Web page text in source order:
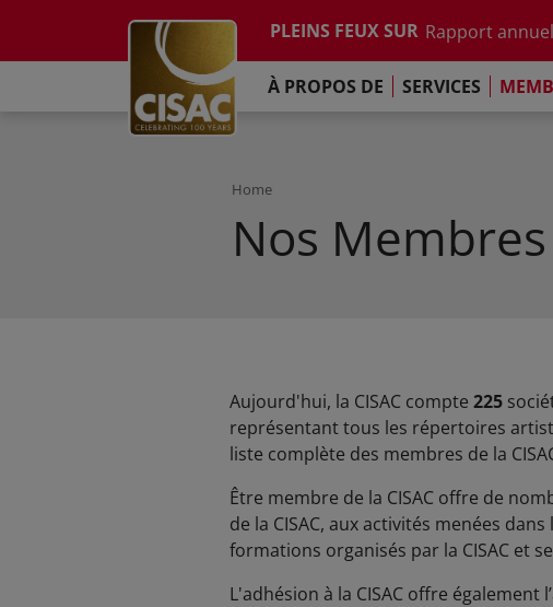
PLEINS FEUX SUR Rapport
L'Engagement
Rapport sur
Etude sur
LinkedinYoutubeInstagramFacebookTikTok
À PROPOS DE SERVICES
Home
Nos Membres
Aujourd'hui, la CISAC compte 225
représentant tous les répertoires
liste complète des membres de la
Être membre de la CISAC offre de
de la CISAC, aux activités menées
formations organisés par la CISAC et
L'adhésion à la CISAC offre